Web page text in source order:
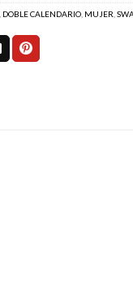
DOBLE CALENDARIO MUJER